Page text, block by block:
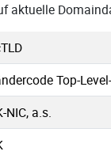
aktuelle
Top-
NIC, a.s.